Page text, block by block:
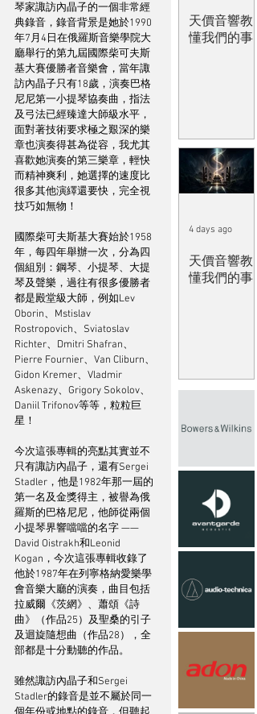
琴家諏訪內晶子的一個非常經
典錄音，錄音背景是她於1990
年7月4日在俄羅斯音樂學院大
廳舉行的第九屆國際柴可夫斯
基大賽優勝者音樂會，當年諏
訪內晶子只有18歲，演奏巴格
尼尼第一小提琴協奏曲，指法
及弓法已經臻達大師級水平，
面對著技術要求極之艱深的樂
章也演奏得甚為從容，我尤其
喜歡她演奏的第三樂章，輕快
而精神爽利，她選擇的速度比
很多其他演繹還要快，完全視
技巧如無物！
國際柴可夫斯基大賽始於1958
年，每四年舉辦一次，分為四
個組別：鋼琴、小提琴、大提
琴及聲樂，過往有很多優勝者
都是殿堂級大師，例如Lev
Oborin、Mstislav
Rostropovich、Sviatoslav
Richter、Dmitri Shafran、
Pierre Fournier、Van Cliburn、
Gidon Kremer、Vladmir
Askenazy、Grigory Sokolov、
Daniil Trifonov等等，粒粒巨
星！
今次這張專輯的亮點其實並不
只有諏訪內晶子，還有Sergei
Stadler，他是1982年那一屆的
第一名及金獎得主，被譽為俄
羅斯的巴格尼尼，他師從兩個
小提琴界響噹噹的名字 ——
David Oistrakh和Leonid
Kogan，今次這張專輯收錄了
他於1987年在列寧格納愛樂學
會音樂大廳的演奏，曲目包括
拉威爾《茨網》、蕭頌《詩
曲》（作品25）及聖桑的引子
及迴旋隨想曲（作品28），全
部都是十分動聽的作品。
雖然諏訪內晶子和Sergei
Stadler的錄音是並不屬於同一
天價音響教
懂我們的事
天價音響教
懂我們的事
4 days ago